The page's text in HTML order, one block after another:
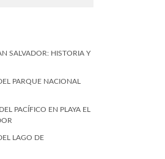
SALVADOR: HISTORIA Y
PARQUE NACIONAL
PACÍFICO EN PLAYA EL
LAGO DE